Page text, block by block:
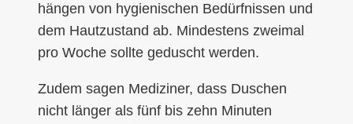
hängen von hygienischen Bedürfnissen und
dem Hautzustand ab. Mindestens zweimal
pro Woche sollte geduscht werden.
Zudem sagen Mediziner, dass Duschen
nicht länger als fünf bis zehn Minuten